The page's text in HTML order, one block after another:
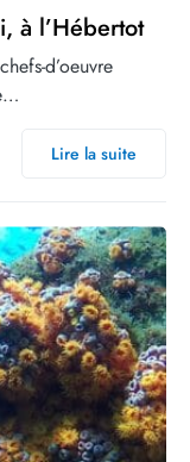
à l’Hébertot
d’oeuvre
Lire la suite